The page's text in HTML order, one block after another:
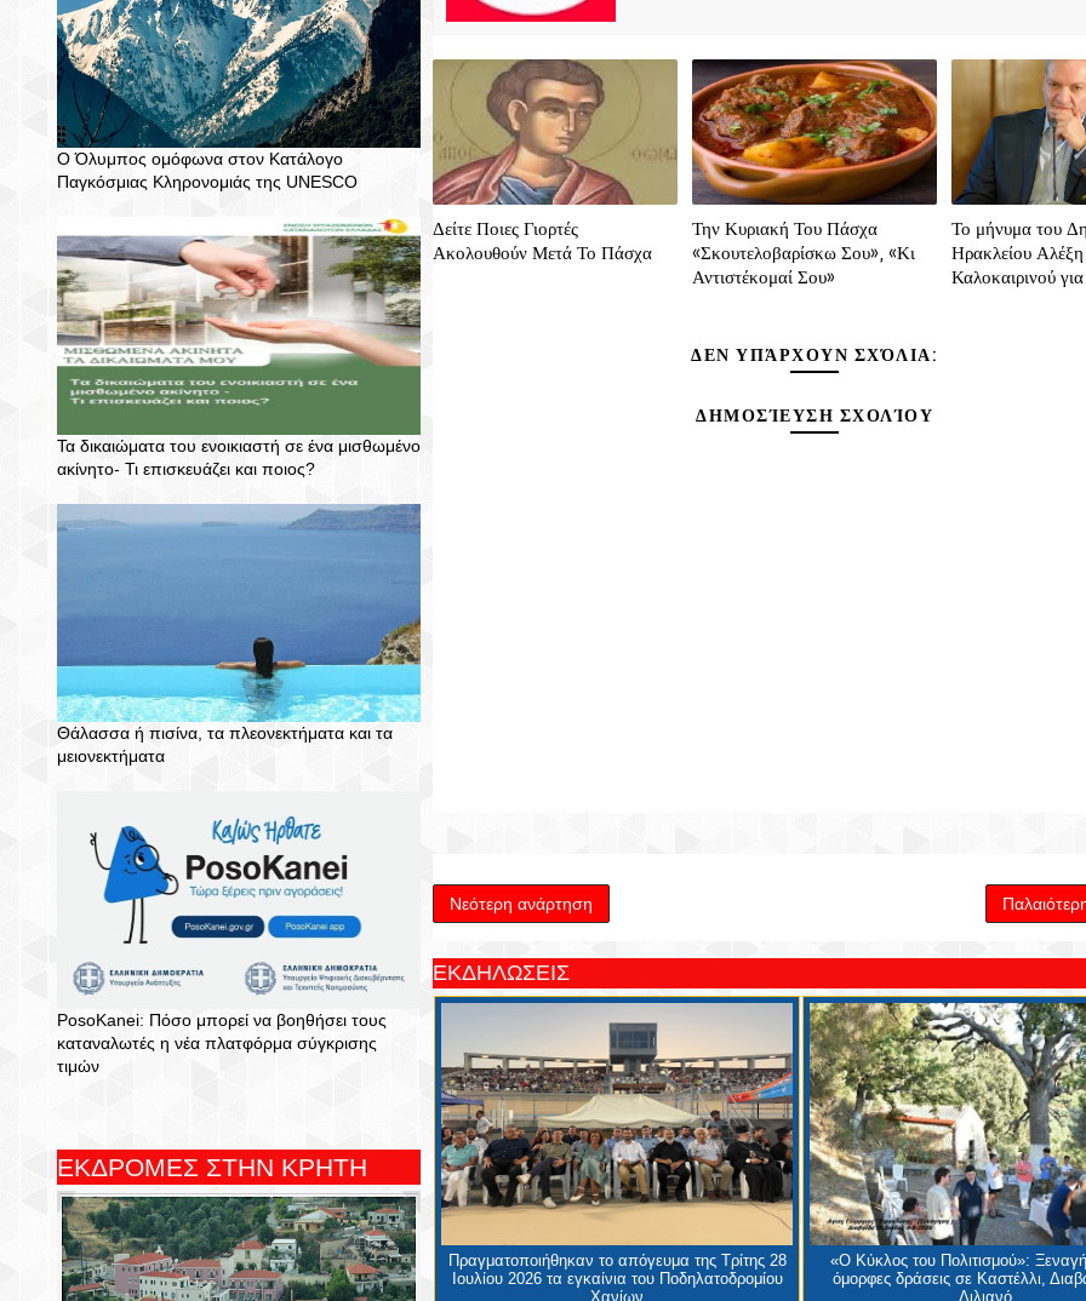
Ο Όλυμπος ομόφωνα στον Κατάλογο
Παγκόσμιας Κληρονομιάς της UNESCO
Τα δικαιώματα του ενοικιαστή σε ένα μισθωμένο
ακίνητο- Τι επισκευάζει και ποιος?
Θάλασσα ή πισίνα, τα πλεονεκτήματα και τα
μειονεκτήματα
PosoKanei: Πόσο μπορεί να βοηθήσει τους
καταναλωτές η νέα πλατφόρμα σύγκρισης
τιμών
ΕΚΔΡΟΜΕΣ ΣΤΗΝ ΚΡΗΤΗ
Δείτε Ποιες Γιορτές
Ακολουθούν Μετά Το Πάσχα
Την Κυριακή Του Πάσχα
«Σκουτελοβαρίσκω Σου», «Κι
Αντιστέκομαί Σου»
Το μήνυμα του
Ηρακλείου Αλέξη
Καλοκαιρινού
ΔΕΝ ΥΠΆΡΧΟΥΝ ΣΧΌΛΙΑ:
ΔΗΜΟΣΊΕΥΣΗ ΣΧΟΛΊΟΥ
Νεότερη ανάρτηση
ΕΚΔΗΛΩΣΕΙΣ
Πραγματοποιήθηκαν το απόγευμα της Τρίτης 28
Ιουλίου 2026 τα εγκαίνια του Ποδηλατοδρομίου
Χανίων
«Ο Κύκλος του Πολιτισμού»:
όμορφες δράσεις σε Καστέλλι,
Λιλιανό